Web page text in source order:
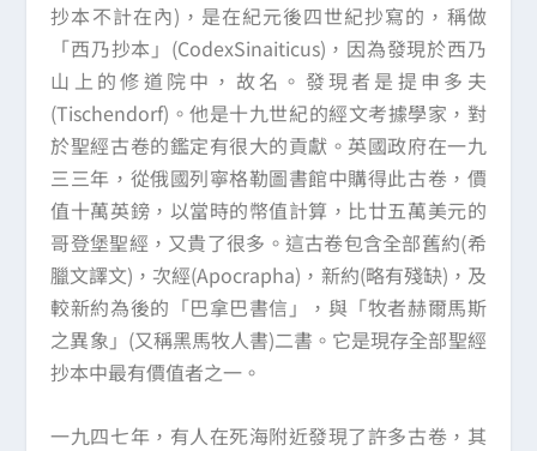
抄本不計在內)，是在紀元後四世紀抄寫的，稱做
「西乃抄本」(CodexSinaiticus)，因為發現於西乃
山上的修道院中，故名。發現者是提申多夫
(Tischendorf)。他是十九世紀的經文考據學家，對
於聖經古卷的鑑定有很大的貢獻。英國政府在一九
三三年，從俄國列寧格勒圖書館中購得此古卷，價
值十萬英鎊，以當時的幣值計算，比廿五萬美元的
哥登堡聖經，又貴了很多。這古卷包含全部舊約(希
臘文譯文)，次經(Apocrapha)，新約(略有殘缺)，及
較新約為後的「巴拿巴書信」，與「牧者赫爾馬斯
之異象」(又稱黑馬牧人書)二書。它是現存全部聖經
抄本中最有價值者之一。
一九四七年，有人在死海附近發現了許多古卷，其